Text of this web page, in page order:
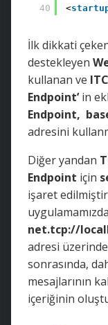
40
<
İlk dikkati
destekleyen
kullanan ve
Endpoint’in
Endpoint,
adresini
Diğer yandan
Endpoint için
işaret
uygulamamızda
net.tcp://
adresi
sonrasında,
mesajlarının
içeriğinin